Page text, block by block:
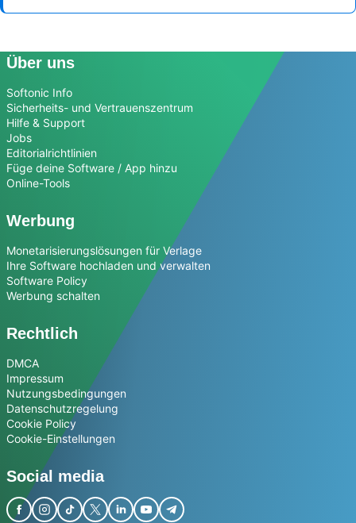
Über uns
Softonic Info
Sicherheits- und Vertrauenszentrum
Hilfe & Support
Jobs
Editorialrichtlinien
Füge deine Software / App hinzu
Online-Tools
Werbung
Monetarisierungslösungen für Verlage
Ihre Software hochladen und verwalten
Software Policy
Werbung schalten
Rechtlich
DMCA
Impressum
Nutzungsbedingungen
Datenschutzregelung
Cookie Policy
Cookie-Einstellungen
Social media